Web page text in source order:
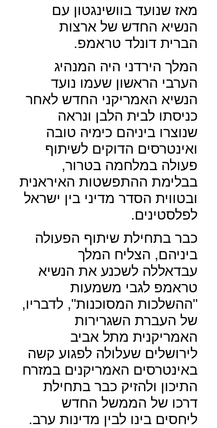
מאז שנועד בוושינגטון עם
הנשיא החדש של ארצות
הברית דונלד טראמפ.
המלך הירדני היה המנהיג
הערבי הראשון שעמו נועד
הנשיא האמריקני החדש לאחר
כניסתו לבית הלבן ונראה
שנוצרו ביניהם כימיה טובה
ואינטרסים הדוקים לשיתוף
פעולה במלחמה בטרור,
בבלימת ההתפשטות האיראנית
ובטווית הסדר מדיני בין ישראל
לפלסטינים.
כבר בתחילת שיתוף הפעולה
ביניהם, הצליח המלך
עבדאללה לשכנע את הנשיא
טראמפ לגבי משמעות
"ההשלכות המסוכנות", לדבריו,
של העברת השגרירות
האמריקנית מתל אביב
לירושלים שעלולה לפגוע קשה
באינטרסים האמריקנים במזרח
התיכון ולהזיק כבר בתחילת
דרכו של הממשל החדש
ליחסים בינו לבין מדינות ערב.